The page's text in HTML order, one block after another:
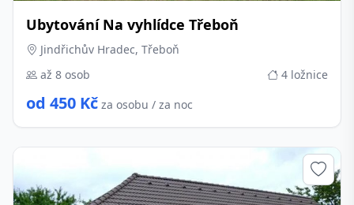
Ubytování Na vyhlídce Třeboň
Jindřichův Hradec, Třeboň
až 8 osob
4 ložnice
od 450 Kč za osobu / za noc